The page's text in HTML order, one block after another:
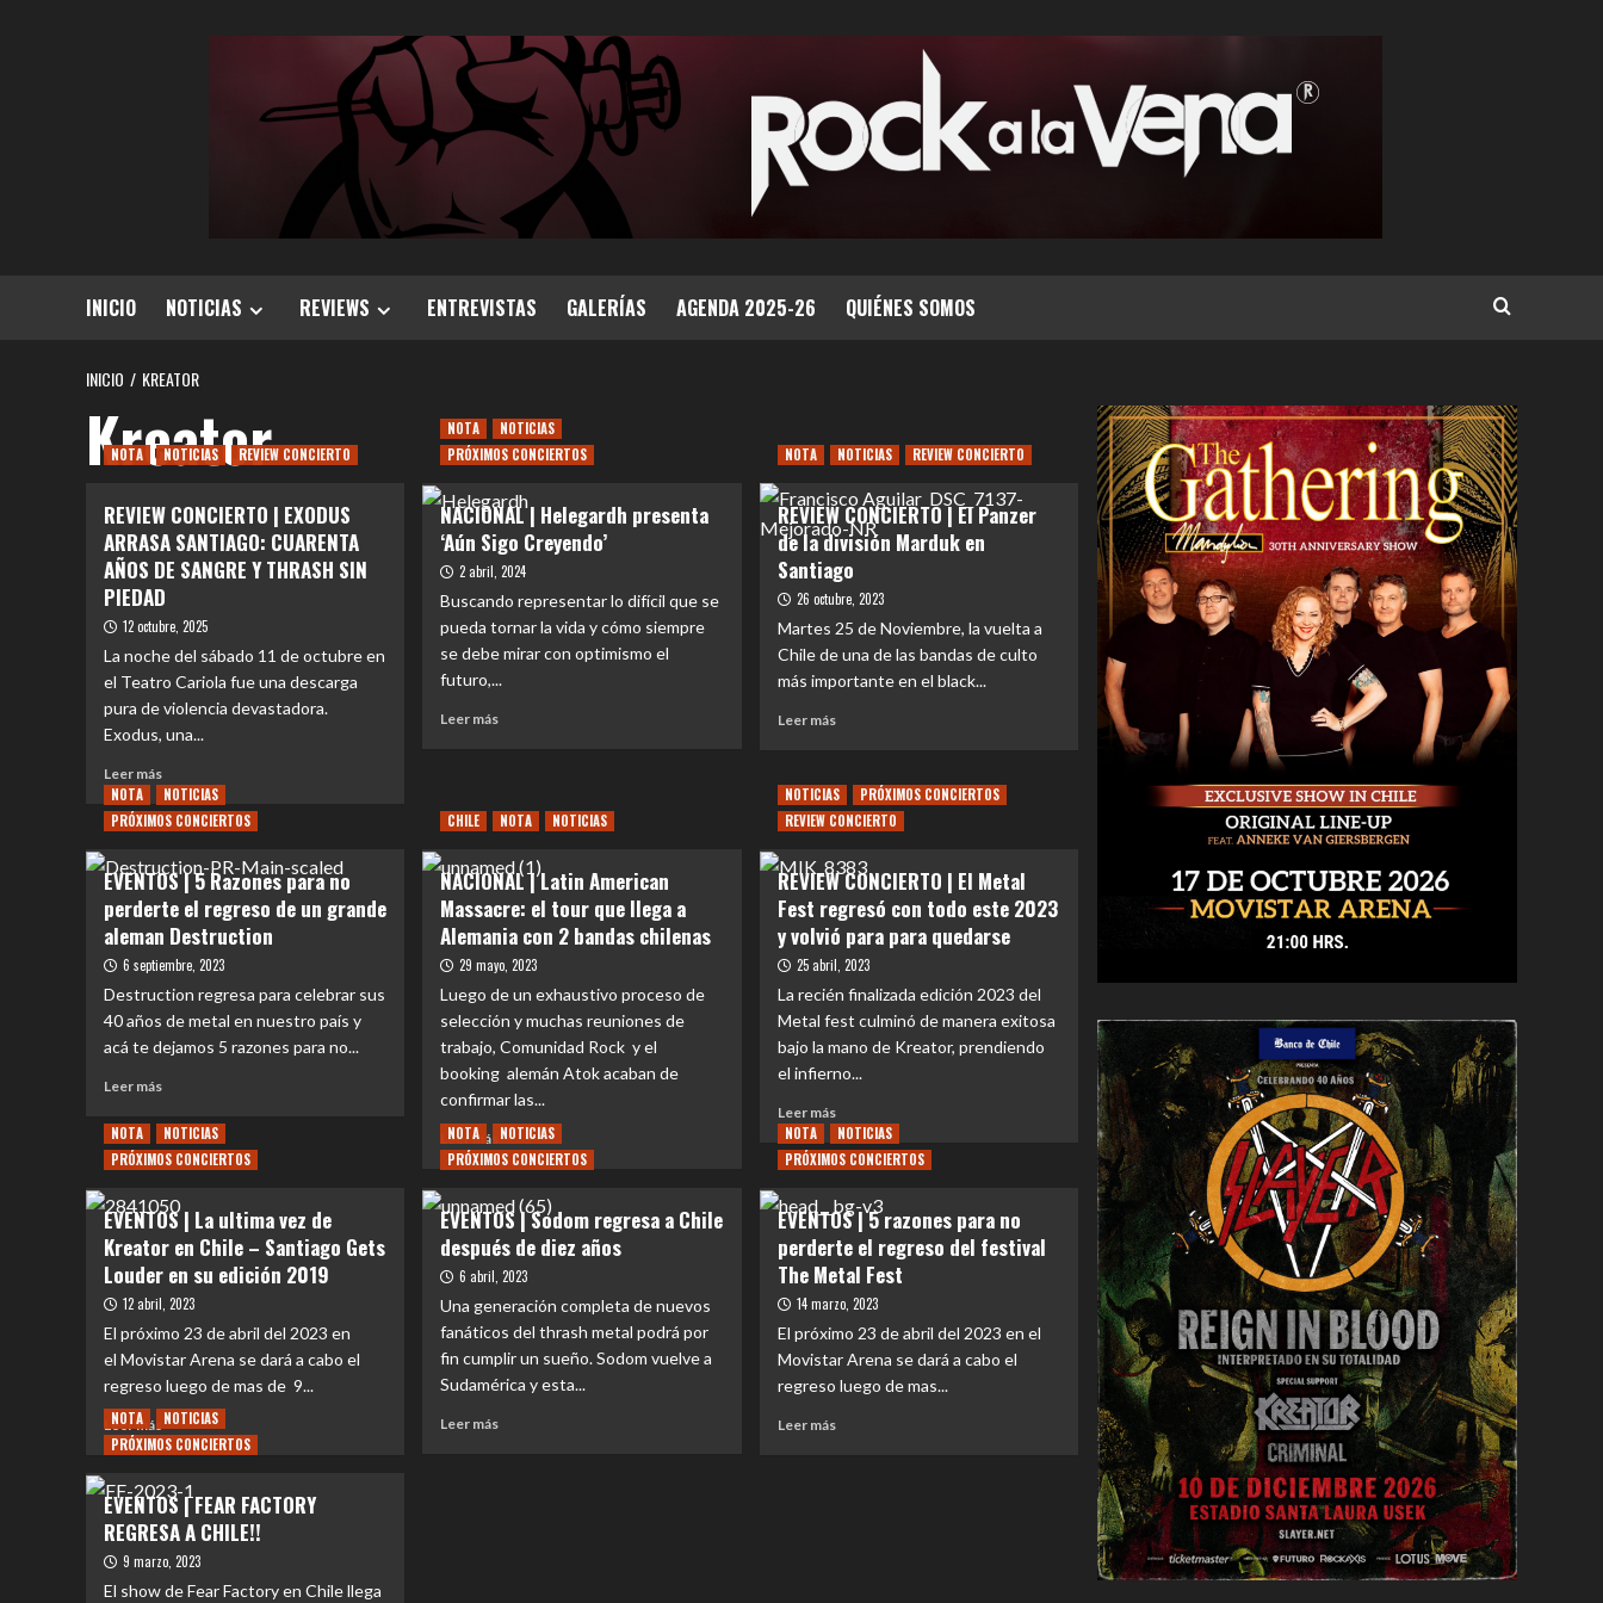
INICIO NOTICIAS REVIEWS ENTREVISTAS GALERÍAS AGENDA 2025-26 QUIÉNES SOMOS
INICIO KREATOR
Kreator
NOTA NOTICIAS REVIEW CONCIERTO
REVIEW CONCIERTO | EXODUS
ARRASA SANTIAGO: CUARENTA
AÑOS DE SANGRE Y THRASH SIN
PIEDAD
12 octubre, 2025
La noche del sábado 11 de octubre en
el Teatro Cariola fue una descarga
pura de violencia devastadora.
Exodus, una...
Leer más
más
sobre
CONCIERTO
|
EXODUS
ARRASA
CUARENTA
AÑOS
DE
SANGRE
THRASH
PIEDAD
NOTA
NOTICIAS
PRÓXIMOS CONCIERTOS
NACIONAL | Helegardh presenta
‘Aún Sigo Creyendo’
2 abril, 2024
Buscando representar lo difícil que se
pueda tornar la vida y cómo siempre
se debe mirar con optimismo el
futuro,...
Leer más
Helegardh
‘Aún
Creyendo’
NOTA NOTICIAS REVIEW CONCIERTO
REVIEW CONCIERTO | El Panzer
de la división Marduk en
Santiago
26 octubre, 2023
Martes 25 de Noviembre, la vuelta a
Chile de una de las bandas de culto
más importante en el black...
Leer másLeer
REVIEW
CONCIERTO
|
Panzer
la
división
Marduk
en
Santiago
NOTA
NOTICIAS
PRÓXIMOS CONCIERTOS
EVENTOS | 5 Razones para no
perderte el regreso de un grande
aleman Destruction
6 septiembre, 2023
Destruction regresa para celebrar sus
40 años de metal en nuestro país y
acá te dejamos 5 razones para no...
Leer más
sobre
EVENTOS
|
5
Razones
para
perderte
el
regreso
de
un
grande
aleman
Destruction
CHILE NOTA NOTICIAS
NACIONAL | Latin American
Massacre: el tour que llega a
Alemania con 2 bandas chilenas
29 mayo, 2023
Luego de un exhaustivo proceso de
selección y muchas reuniones de
trabajo, Comunidad Rock y el
booking alemán Atok acaban de
confirmar las...
Leer más Leer
más
NACIONAL
|
Latin
American
el
tour
que
llega
Alemania
NOTICIAS
PRÓXIMOS CONCIERTOS
REVIEW CONCIERTO
REVIEW CONCIERTO | El Metal
Fest regresó con todo este 2023
y volvió para para quedarse
25 abril, 2023
La recién finalizada edición 2023 del
Metal fest culminó de manera exitosa
bajo la mano de Kreator, prendiendo
el infierno...
Leer másLeer
más
sobre
CONCIERTO
|
El
Metal
regresó
con
todo
este
y
NOTA
NOTICIAS
PRÓXIMOS CONCIERTOS
EVENTOS | La ultima vez de
Kreator en Chile – Santiago Gets
Louder en su edición 2019
12 abril, 2023
El próximo 23 de abril del 2023 en
el Movistar Arena se dará a cabo el
regreso luego de mas de 9...
Leer másLeer
más
EVENTOS
|
La
ultima
NOTA
NOTICIAS
PRÓXIMOS CONCIERTOS
EVENTOS | Sodom regresa a Chile
después de diez años
6 abril, 2023
Una generación completa de nuevos
fanáticos del thrash metal podrá por
fin cumplir un sueño. Sodom vuelve a
Sudamérica y esta...
Leer más
NOTA
NOTICIAS
PRÓXIMOS CONCIERTOS
EVENTOS | 5 razones para no
perderte el regreso del festival
The Metal Fest
14 marzo, 2023
El próximo 23 de abril del 2023 en el
Movistar Arena se dará a cabo el
regreso luego de mas...
Leer másLeer
NOTA
NOTICIAS
PRÓXIMOS CONCIERTOS
EVENTOS | FEAR FACTORY
REGRESA A CHILE!!
9 marzo, 2023
El show de Fear Factory en Chile llega